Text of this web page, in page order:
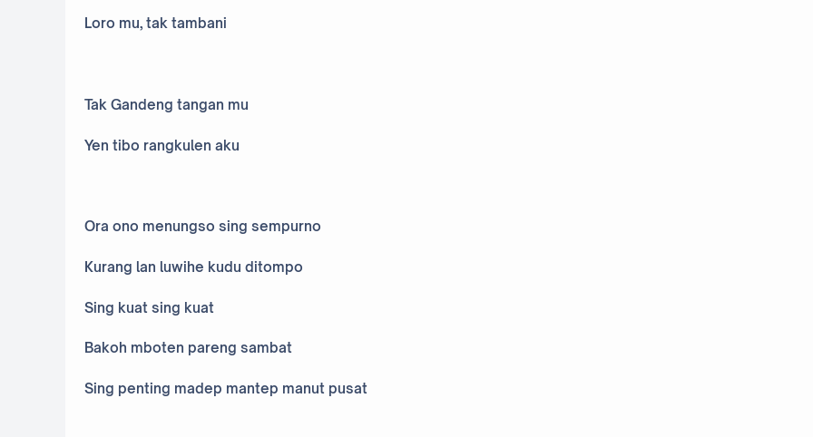
Loro mu, tak tambani
Tak Gandeng tangan mu
Yen tibo rangkulen aku
Ora ono menungso sing sempurno
Kurang lan luwihe kudu ditompo
Sing kuat sing kuat
Bakoh mboten pareng sambat
Sing penting madep mantep manut pusat